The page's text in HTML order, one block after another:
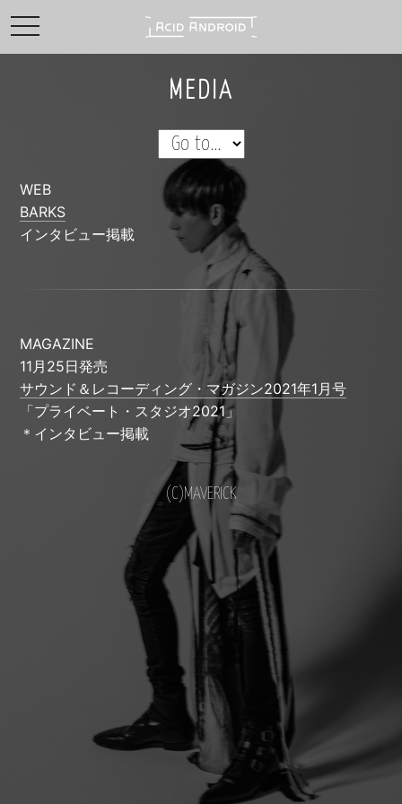
toggle navigation
MEDIA
WEB
BARKS
インタビュー掲載
MAGAZINE
11月25日発売
サウンド＆レコーディング・マガジン2021年1月号
「プライベート・スタジオ2021」
＊インタビュー掲載
(C)MAVERICK